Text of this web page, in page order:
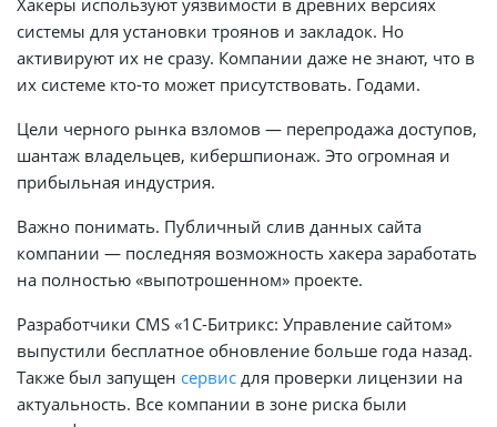
Хакеры используют уязвимости в древних версиях
системы для установки троянов и закладок. Но
активируют их не сразу. Компании даже не знают, что в
их системе кто-то может присутствовать. Годами.
Цели черного рынка взломов — перепродажа доступов,
шантаж владельцев, кибершпионаж. Это огромная и
прибыльная индустрия.
Важно понимать. Публичный слив данных сайта
компании — последняя возможность хакера заработать
на полностью «выпотрошенном» проекте.
Разработчики CMS «1С-Битрикс: Управление сайтом»
выпустили бесплатное обновление больше года назад.
Также был запущен сервис для проверки лицензии на
актуальность. Все компании в зоне риска были